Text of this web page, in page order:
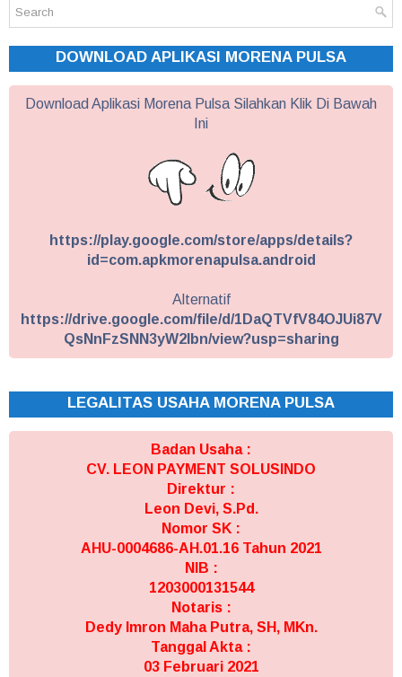
DOWNLOAD APLIKASI MORENA PULSA
Download Aplikasi Morena Pulsa Silahkan Klik Di Bawah
Ini
https://play.google.com/store/apps/details?
id=com.apkmorenapulsa.android
Alternatif
https://drive.google.com/file/d/1DaQTVfV84OJUi87V
QsNnFzSNN3yW2Ibn/view?usp=sharing
LEGALITAS USAHA MORENA PULSA
Badan Usaha :
CV. LEON PAYMENT SOLUSINDO
Direktur :
Leon Devi, S.Pd.
Nomor SK :
AHU-0004686-AH.01.16 Tahun 2021
NIB :
1203000131544
Notaris :
Dedy Imron Maha Putra, SH, MKn.
Tanggal Akta :
03 Februari 2021